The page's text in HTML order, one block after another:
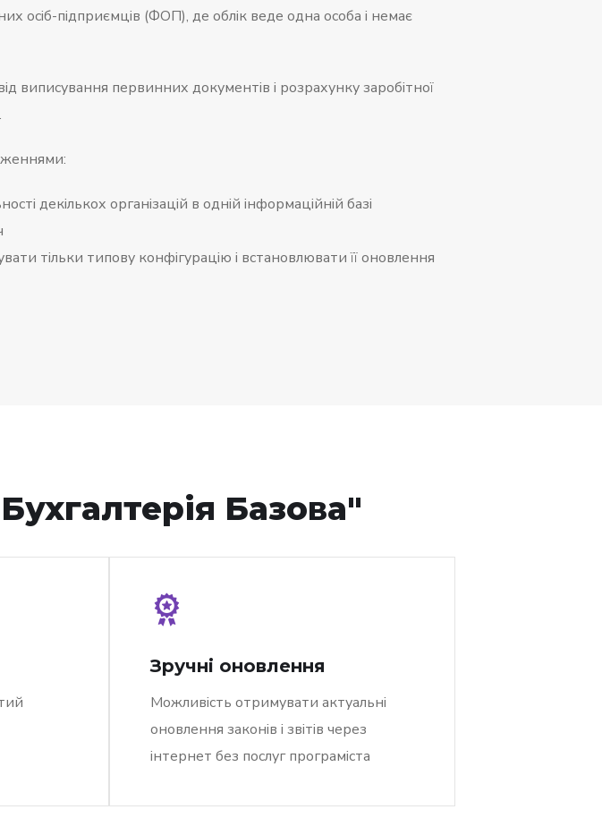
осіб-підприємців (ФОП), де облік веде одна особа і немає
виписування первинних документів і розрахунку заробітної
декількох організацій в одній інформаційній базі
тільки типову конфігурацію і встановлювати її оновлення
Базова"
Зручні оновлення
Можливість отримувати актуальні
оновлення законів і звітів через
інтернет без послуг програміста